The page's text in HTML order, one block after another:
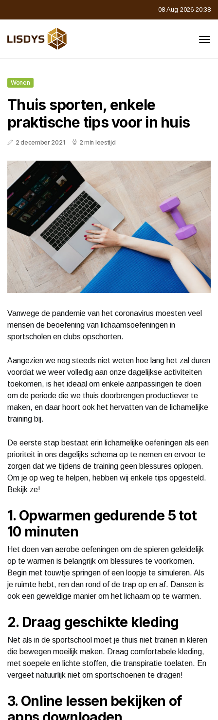
08 Aug 2026 20:38
Wonen
Thuis sporten, enkele
praktische tips voor in huis
2 december 2021 2 min leestijd
Vanwege de pandemie van het coronavirus moesten veel
mensen de beoefening van lichaamsoefeningen in
sportscholen en clubs opschorten.
Aangezien we nog steeds niet weten hoe lang het zal duren
voordat we weer volledig aan onze dagelijkse activiteiten
toekomen, is het ideaal om enkele aanpassingen te doen
om de periode die we thuis doorbrengen productiever te
maken, en daar hoort ook het hervatten van de lichamelijke
training bij.
De eerste stap bestaat erin lichamelijke oefeningen als een
prioriteit in ons dagelijks schema op te nemen en ervoor te
zorgen dat we tijdens de training geen blessures oplopen.
Om je op weg te helpen, hebben wij enkele tips opgesteld.
Bekijk ze!
1. Opwarmen gedurende 5 tot
10 minuten
Het doen van aerobe oefeningen om de spieren geleidelijk
op te warmen is belangrijk om blessures te voorkomen.
Begin met touwtje springen of een loopje te simuleren. Als
je ruimte hebt, ren dan rond of de trap op en af. Dansen is
ook een geweldige manier om het lichaam op te warmen.
2. Draag geschikte kleding
Net als in de sportschool moet je thuis niet trainen in kleren
die bewegen moeilijk maken. Draag comfortabele kleding,
met soepele en lichte stoffen, die transpiratie toelaten. En
vergeet natuurlijk niet om sportschoenen te dragen!
3. Online lessen bekijken of